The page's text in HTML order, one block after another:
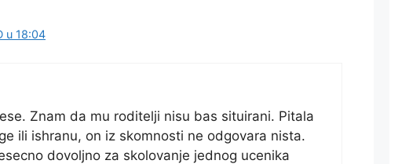
u 18:04
Znam da mu roditelji nisu bas situirani. Pitala
ili ishranu, on iz skomnosti ne odgovara nista.
dovoljno za skolovanje jednog ucenika